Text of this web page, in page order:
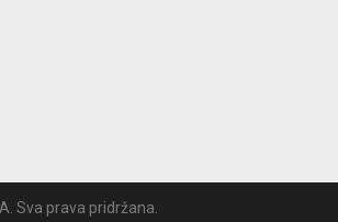
Sva prava pridržana.